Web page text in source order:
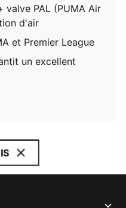
valve PAL (PUMA Air
d'air
et Premier League
un excellent